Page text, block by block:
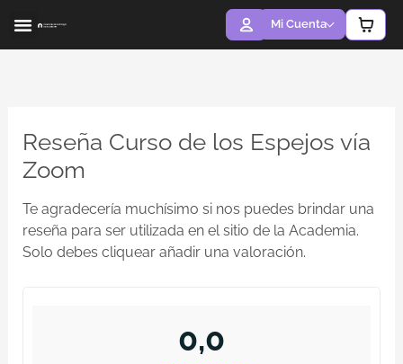
contenido
Mi Cuenta
Reseña Curso de los Espejos vía
Zoom
Te agradecería muchísimo si nos puedes brindar una
reseña para ser utilizada en el sitio de la Academia.
Solo debes cliquear añadir una valoración.
0,0